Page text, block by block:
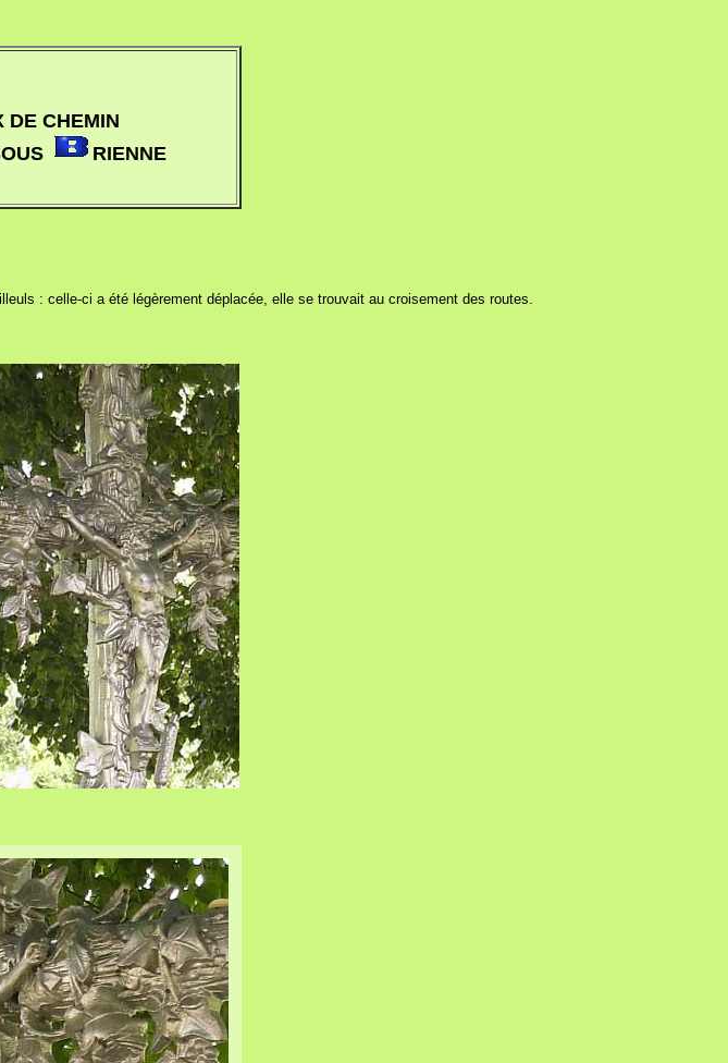
DE CHEMIN
RIENNE
: celle-ci a été légèrement déplacée, elle se trouvait au croisement des routes.